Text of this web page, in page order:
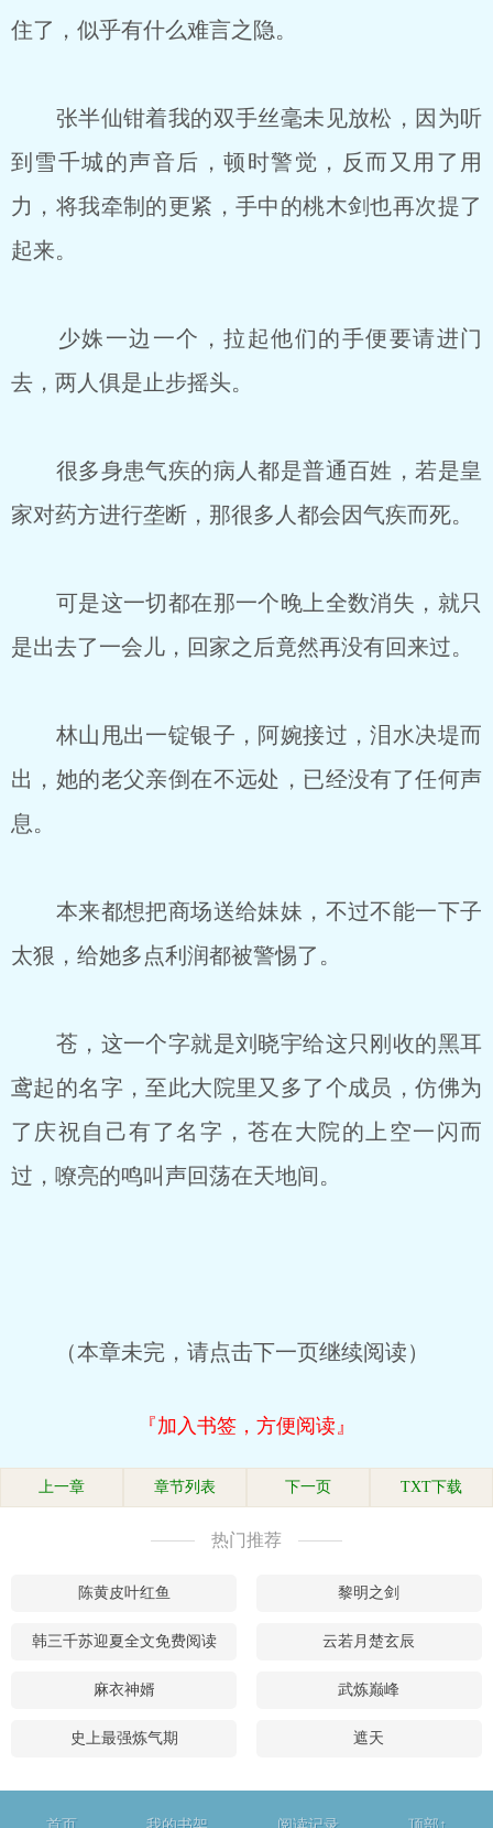
住了，似乎有什么难言之隐。
张半仙钳着我的双手丝毫未见放松，因为听
到雪千城的声音后，顿时警觉，反而又用了用
力，将我牵制的更紧，手中的桃木剑也再次提了
起来。
少姝一边一个，拉起他们的手便要请进门
去，两人俱是止步摇头。
很多身患气疾的病人都是普通百姓，若是皇
家对药方进行垄断，那很多人都会因气疾而死。
可是这一切都在那一个晚上全数消失，就只
是出去了一会儿，回家之后竟然再没有回来过。
林山甩出一锭银子，阿婉接过，泪水决堤而
出，她的老父亲倒在不远处，已经没有了任何声
息。
本来都想把商场送给妹妹，不过不能一下子
太狠，给她多点利润都被警惕了。
苍，这一个字就是刘晓宇给这只刚收的黑耳
鸢起的名字，至此大院里又多了个成员，仿佛为
了庆祝自己有了名字，苍在大院的上空一闪而
过，嘹亮的鸣叫声回荡在天地间。
（本章未完，请点击下一页继续阅读）
『加入书签，方便阅读』
上一章 章节列表 下一页 TXT下载
热门推荐
陈黄皮叶红鱼 黎明之剑
韩三千苏迎夏全文免费阅读 云若月楚玄辰
麻衣神婿 武炼巅峰
史上最强炼气期 遮天